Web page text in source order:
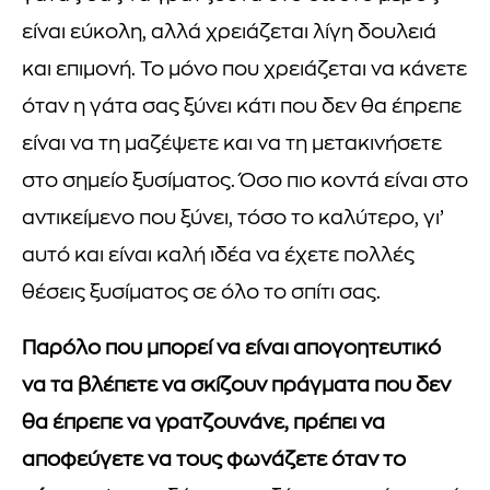
είναι εύκολη, αλλά χρειάζεται λίγη δουλειά
και επιμονή. Το μόνο που χρειάζεται να κάνετε
όταν η γάτα σας ξύνει κάτι που δεν θα έπρεπε
είναι να τη μαζέψετε και να τη μετακινήσετε
στο σημείο ξυσίματος. Όσο πιο κοντά είναι στο
αντικείμενο που ξύνει, τόσο το καλύτερο, γι’
αυτό και είναι καλή ιδέα να έχετε πολλές
θέσεις ξυσίματος σε όλο το σπίτι σας.
Παρόλο που μπορεί να είναι απογοητευτικό
να τα βλέπετε να σκίζουν πράγματα που δεν
θα έπρεπε να γρατζουνάνε, πρέπει να
αποφεύγετε να τους φωνάζετε όταν το